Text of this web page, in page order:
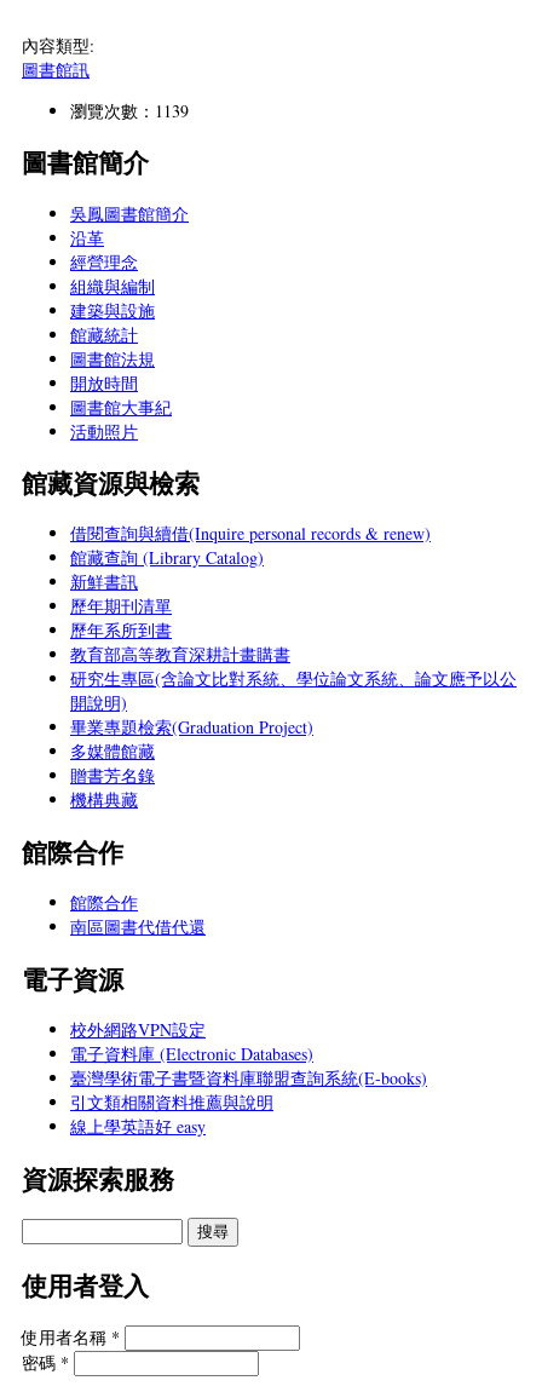
內容類型:
圖書館訊
瀏覽次數：1139
圖書館簡介
吳鳳圖書館簡介
沿革
經營理念
組織與編制
建築與設施
館藏統計
圖書館法規
開放時間
圖書館大事紀
活動照片
館藏資源與檢索
借閱查詢與續借(Inquire personal records & renew)
館藏查詢 (Library Catalog)
新鮮書訊
歷年期刊清單
歷年系所到書
教育部高等教育深耕計畫購書
研究生專區(含論文比對系統、學位論文系統、論文應予以公
開說明)
畢業專題檢索(Graduation Project)
多媒體館藏
贈書芳名錄
機構典藏
館際合作
館際合作
南區圖書代借代還
電子資源
校外網路VPN設定
電子資料庫 (Electronic Databases)
臺灣學術電子書暨資料庫聯盟查詢系統(E-books)
引文類相關資料推薦與說明
線上學英語好 easy
資源探索服務
使用者登入
使用者名稱 *
密碼 *